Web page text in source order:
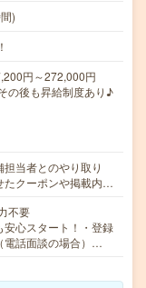
)
円～272,000円
の後も昇給制度あり♪
当者とのやり取り
たクーポンや掲載内…
不要
安心スタート！・登録
電話面談の場合）…